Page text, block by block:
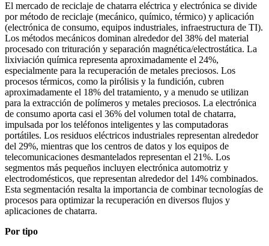
El mercado de reciclaje de chatarra eléctrica y electrónica se divide
por método de reciclaje (mecánico, químico, térmico) y aplicación
(electrónica de consumo, equipos industriales, infraestructura de TI).
Los métodos mecánicos dominan alrededor del 38% del material
procesado con trituración y separación magnética/electrostática. La
lixiviación química representa aproximadamente el 24%,
especialmente para la recuperación de metales preciosos. Los
procesos térmicos, como la pirólisis y la fundición, cubren
aproximadamente el 18% del tratamiento, y a menudo se utilizan
para la extracción de polímeros y metales preciosos. La electrónica
de consumo aporta casi el 36% del volumen total de chatarra,
impulsada por los teléfonos inteligentes y las computadoras
portátiles. Los residuos eléctricos industriales representan alrededor
del 29%, mientras que los centros de datos y los equipos de
telecomunicaciones desmantelados representan el 21%. Los
segmentos más pequeños incluyen electrónica automotriz y
electrodomésticos, que representan alrededor del 14% combinados.
Esta segmentación resalta la importancia de combinar tecnologías de
procesos para optimizar la recuperación en diversos flujos y
aplicaciones de chatarra.
Por tipo